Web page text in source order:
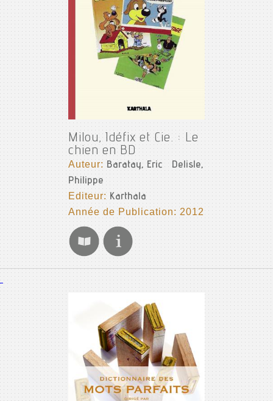
Milou, Idéfix et Cie. : Le
chien en BD
Auteur:Baratay, Eric
Delisle,
Philippe
Editeur: Karthala
Année de Publication: 2012